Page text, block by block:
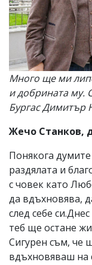
Много ще ми
и добрината му.
Бургас Димитър
Жечо Станков,
Понякога думите
раздялата и
с човек като
да вдъхновява,
след себе
теб ще остане
Сигурен съм,
вдъхновяваш на